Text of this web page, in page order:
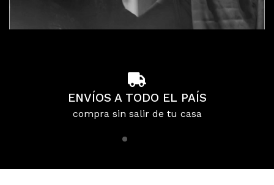
ENVÍOS A TODO EL PAÍS
compra sin salir de tu casa